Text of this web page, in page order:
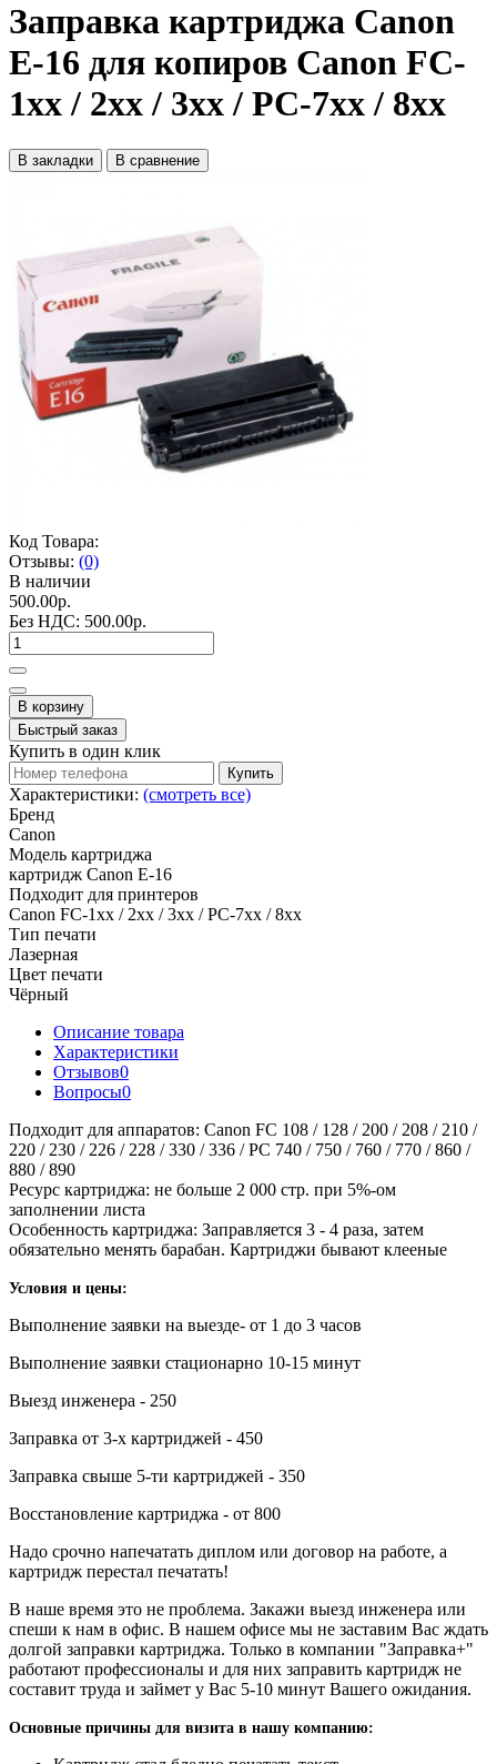
Заправка картриджа Canon
E-16 для копиров Canon FC-
1хх / 2хх / 3хх / PC-7хх / 8хх
В закладки В сравнение
Код Товара:
Отзывы: (0)
В наличии
500.00р.
Без НДС: 500.00р.
В корзину
Быстрый заказ
Купить в один клик
Купить
Характеристики: (смотреть все)
Бренд
Canon
Модель картриджа
картридж Canon E-16
Подходит для принтеров
Canon FC-1хх / 2хх / 3хх / PC-7хх / 8хх
Тип печати
Лазерная
Цвет печати
Чёрный
Описание товара
Характеристики
Отзывов0
Вопросы0
Подходит для аппаратов: Canon FC 108 / 128 / 200 / 208 / 210 /
220 / 230 / 226 / 228 / 330 / 336 / PC 740 / 750 / 760 / 770 / 860 /
880 / 890
Ресурс картриджа: не больше 2 000 стр. при 5%-ом
заполнении листа
Особенность картриджа: Заправляется 3 - 4 раза, затем
обязательно менять барабан. Картриджи бывают клееные
Условия и цены:
Выполнение заявки на выезде- от 1 до 3 часов
Выполнение заявки стационарно 10-15 минут
Выезд инженера - 250
Заправка от 3-х картриджей - 450
Заправка свыше 5-ти картриджей - 350
Восстановление картриджа - от 800
Надо срочно напечатать диплом или договор на работе, а
картридж перестал печатать!
В наше время это не проблема. Закажи выезд инженера или
спеши к нам в офис. В нашем офисе мы не заставим Вас ждать
долгой заправки картриджа. Только в компании "Заправка+"
работают профессионалы и для них заправить картридж не
составит труда и займет у Вас 5-10 минут Вашего ожидания.
Основные причины для визита в нашу компанию: